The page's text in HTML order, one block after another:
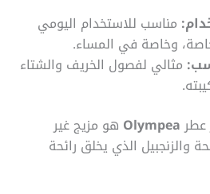
مناسب للاستخدام اليومي
وخاصة في المساء.
مثالي لفصول الخريف والشتاء
عطرOlympea هو مزيج غير
والزنجبيل الذي يخلق رائحة